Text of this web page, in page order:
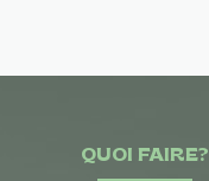
QUOI FAIRE?